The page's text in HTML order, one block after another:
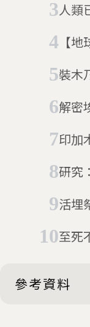
孔
人類
【
的死
裝木
解密埃及木
印加
研究
至死不離的
參考資料